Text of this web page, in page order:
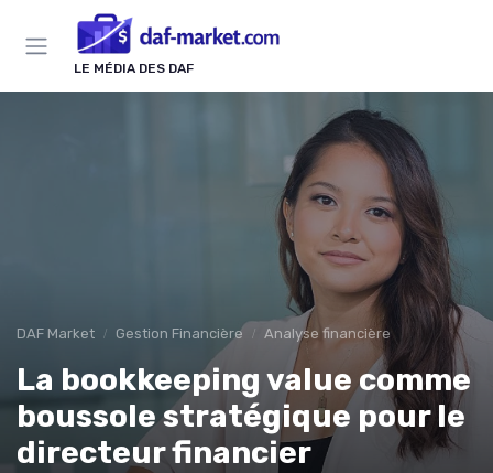
LE MÉDIA DES DAF
DAF Market Gestion Financière Analyse financière
La bookkeeping value comme
boussole stratégique pour le
directeur financier
Panneau de gestion des cookies